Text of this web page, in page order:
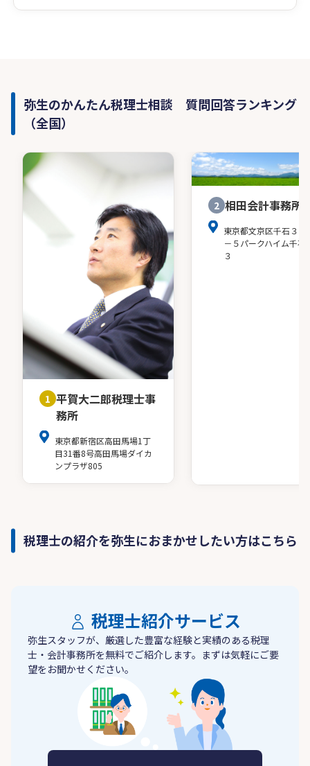
弥生のかんたん税理士相談 質問回答ランキング
（全国）
1 平賀大二郎税理士事
務所
東京都新宿区高田馬場1丁
目31番8号高田馬場ダイカ
ンプラザ805
2 相田会計事務所
東京都文京区千石３－
－５パークハイム千石
３
税理士の紹介を弥生におまかせしたい方はこちら
税理士紹介サービス
弥生スタッフが、厳選した豊富な経験と実績のある税理
士・会計事務所を無料でご紹介します。まずは気軽にご要
望をお聞かせください。